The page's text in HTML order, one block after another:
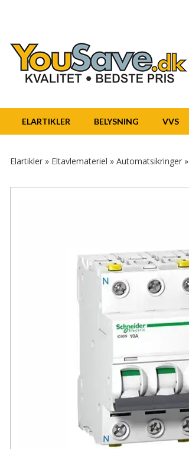
ELARTIKLER BELYSNING VVS
Elartikler » Eltavlemateriel » Automatsikringer »